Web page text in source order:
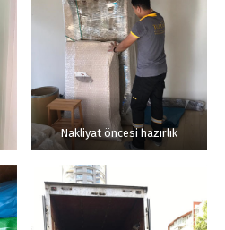
Nakliyat öncesi hazırlık